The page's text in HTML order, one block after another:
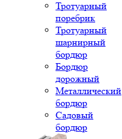
Тротуарный
поребрик
Тротуарный
шарнирный
бордюр
Бордюр
дорожный
Металлический
бордюр
Садовый
бордюр